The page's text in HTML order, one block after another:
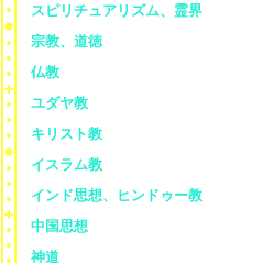
スピリチュアリズム、霊界
宗教、道徳
仏教
ユダヤ教
キリスト教
イスラム教
インド思想、ヒンドゥー教
中国思想
神道